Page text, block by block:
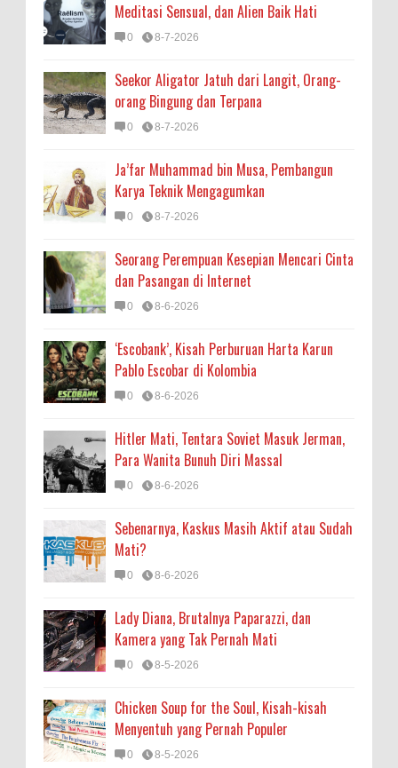
Meditasi Sensual, dan Alien Baik Hati
0 8-7-2026
Seekor Aligator Jatuh dari Langit, Orang-
orang Bingung dan Terpana
0 8-7-2026
Ja’far Muhammad bin Musa, Pembangun
Karya Teknik Mengagumkan
0 8-7-2026
Seorang Perempuan Kesepian Mencari Cinta
dan Pasangan di Internet
0 8-6-2026
‘Escobank’, Kisah Perburuan Harta Karun
Pablo Escobar di Kolombia
0 8-6-2026
Hitler Mati, Tentara Soviet Masuk Jerman,
Para Wanita Bunuh Diri Massal
0 8-6-2026
Sebenarnya, Kaskus Masih Aktif atau Sudah
Mati?
0 8-6-2026
Lady Diana, Brutalnya Paparazzi, dan
Kamera yang Tak Pernah Mati
0 8-5-2026
Chicken Soup for the Soul, Kisah-kisah
Menyentuh yang Pernah Populer
0 8-5-2026